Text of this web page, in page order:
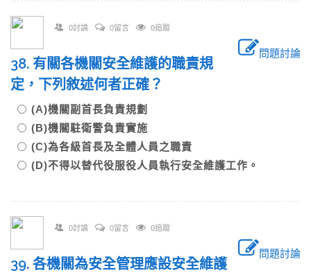
0討論 0留言 0追蹤
問題討論
38. 有關各機關安全維護的職責規
定，下列敘述何者正確？
(A)機關副首長負責規劃
(B)機關駐衛警負責實施
(C)為各級首長及全體人員之職責
(D)不得以替代役服役人員執行安全維護工作。
0討論 0留言 0追蹤
問題討論
39. 各機關為安全管理應設安全維護